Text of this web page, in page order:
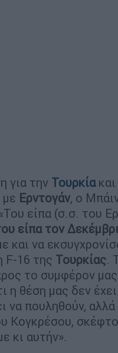
για την Τουρκία
Ερντογάν, ο
είπα (σ.σ. του
είπα τον
και να
F-16 της Τουρκίας.
το συμφέρον
η θέση μας δεν
να πουληθούν, αλλά
Κογκρέσου,
κι αυτήν».